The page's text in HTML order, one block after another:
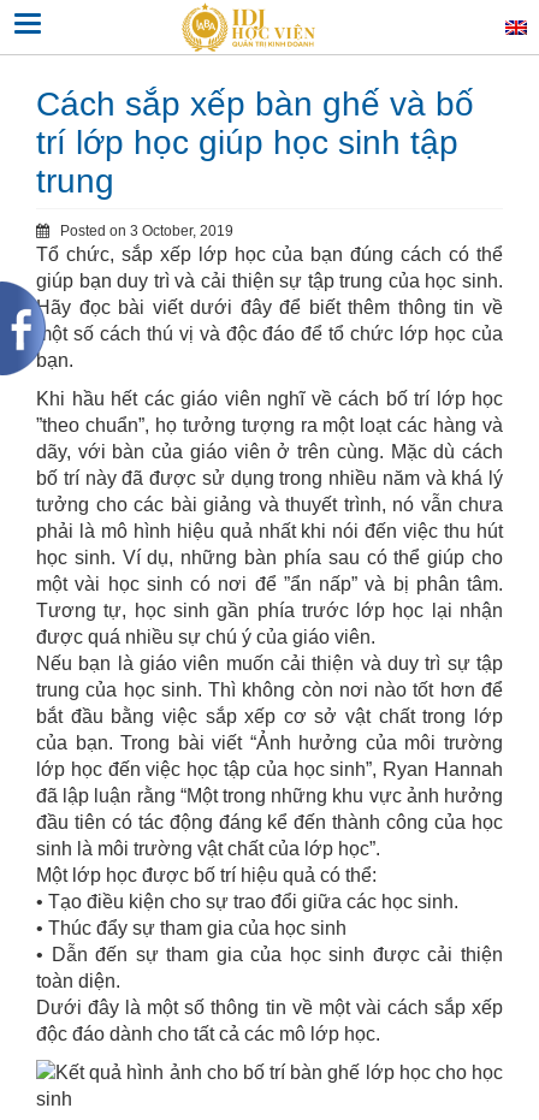
Skip
content
Toggle navigation
Cách sắp xếp bàn ghế và bố
trí lớp học giúp học sinh tập
trung
Posted on 3 October, 2019
Tổ chức, sắp xếp lớp học của bạn đúng cách có thể
giúp bạn duy trì và cải thiện sự tập trung của học sinh.
Hãy đọc bài viết dưới đây để biết thêm thông tin về
một số cách thú vị và độc đáo để tổ chức lớp học của
bạn.
Khi hầu hết các giáo viên nghĩ về cách bố trí lớp học
”theo chuẩn”, họ tưởng tượng ra một loạt các hàng và
dãy, với bàn của giáo viên ở trên cùng. Mặc dù cách
bố trí này đã được sử dụng trong nhiều năm và khá lý
tưởng cho các bài giảng và thuyết trình, nó vẫn chưa
phải là mô hình hiệu quả nhất khi nói đến việc thu hút
học sinh. Ví dụ, những bàn phía sau có thể giúp cho
một vài học sinh có nơi để ”ẩn nấp” và bị phân tâm.
Tương tự, học sinh gần phía trước lớp học lại nhận
được quá nhiều sự chú ý của giáo viên.
Nếu bạn là giáo viên muốn cải thiện và duy trì sự tập
trung của học sinh. Thì không còn nơi nào tốt hơn để
bắt đầu bằng việc sắp xếp cơ sở vật chất trong lớp
của bạn. Trong bài viết “Ảnh hưởng của môi trường
lớp học đến việc học tập của học sinh”, Ryan Hannah
đã lập luận rằng “Một trong những khu vực ảnh hưởng
đầu tiên có tác động đáng kể đến thành công của học
sinh là môi trường vật chất của lớp học”.
Một lớp học được bố trí hiệu quả có thể:
• Tạo điều kiện cho sự trao đổi giữa các học sinh.
• Thúc đẩy sự tham gia của học sinh
• Dẫn đến sự tham gia của học sinh được cải thiện
toàn diện.
Dưới đây là một số thông tin về một vài cách sắp xếp
độc đáo dành cho tất cả các mô lớp học.